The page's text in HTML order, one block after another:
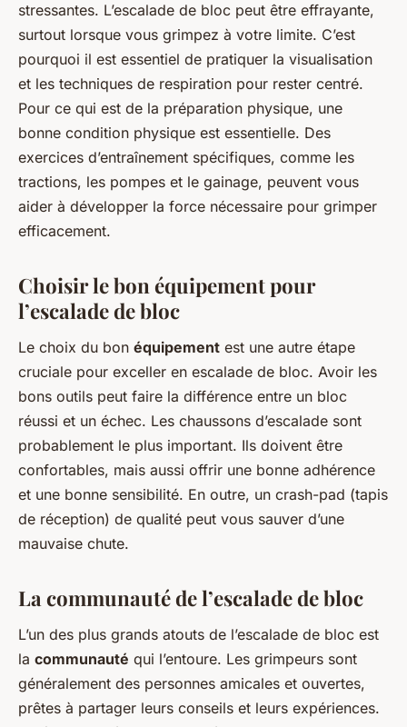
stressantes. L’escalade de bloc peut être effrayante,
surtout lorsque vous grimpez à votre limite. C’est
pourquoi il est essentiel de pratiquer la visualisation
et les techniques de respiration pour rester centré.
Pour ce qui est de la préparation physique, une
bonne condition physique est essentielle. Des
exercices d’entraînement spécifiques, comme les
tractions, les pompes et le gainage, peuvent vous
aider à développer la force nécessaire pour grimper
efficacement.
Choisir le bon équipement pour
l’escalade de bloc
Le choix du bon équipement est une autre étape
cruciale pour exceller en escalade de bloc. Avoir les
bons outils peut faire la différence entre un bloc
réussi et un échec. Les chaussons d’escalade sont
probablement le plus important. Ils doivent être
confortables, mais aussi offrir une bonne adhérence
et une bonne sensibilité. En outre, un crash-pad (tapis
de réception) de qualité peut vous sauver d’une
mauvaise chute.
La communauté de l’escalade de bloc
L’un des plus grands atouts de l’escalade de bloc est
la communauté qui l’entoure. Les grimpeurs sont
généralement des personnes amicales et ouvertes,
prêtes à partager leurs conseils et leurs expériences.